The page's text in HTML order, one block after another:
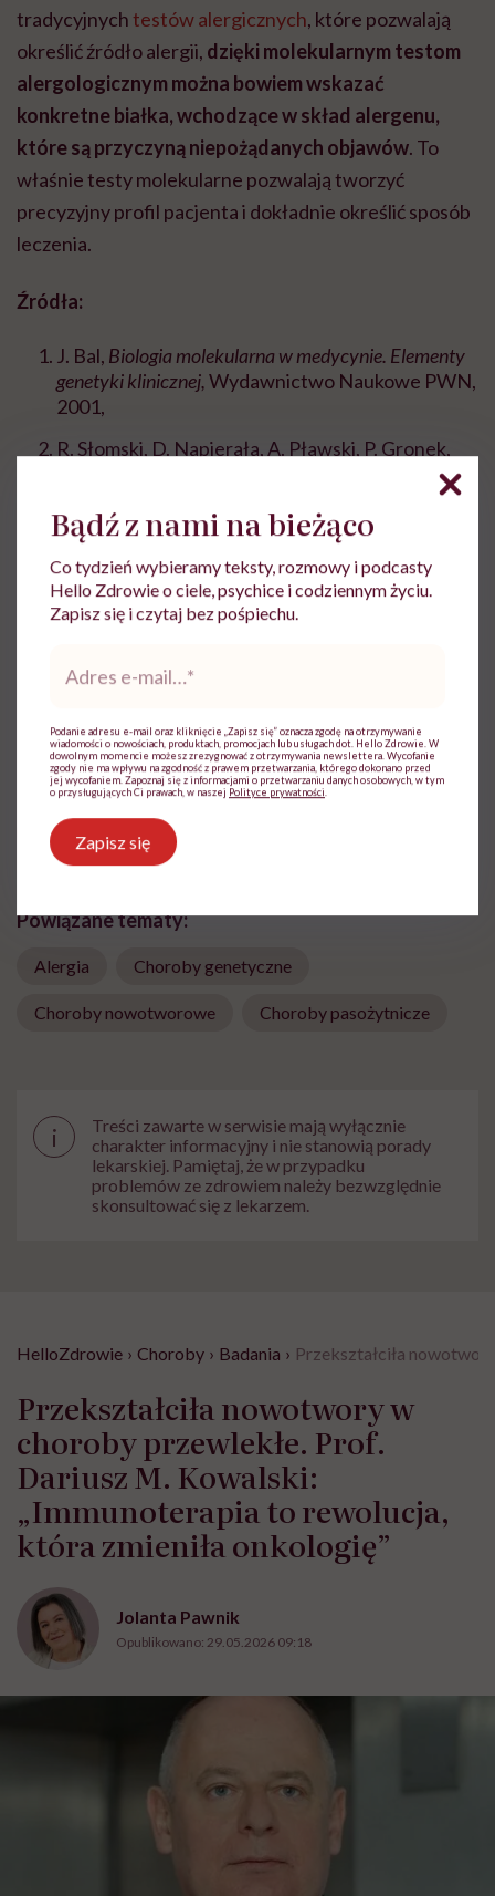
tradycyjnychtestów alergicznych, które pozwalają
określić źródło alergii, dzięki molekularnym testom
alergologicznym można bowiem wskazać
konkretne białka, wchodzące w skład alergenu,
które są przyczyną niepożądanych objawów. To
właśnie testy molekularne pozwalają tworzyć
precyzyjny profil pacjenta i dokładnie określić sposób
leczenia.
Źródła:
J. Bal, Biologia molekularna w medycynie. Elementy
genetyki klinicznej,Wydawnictwo Naukowe PWN,
2001,
R. Słomski, D. Napierała, A. Pławski, P. Gronek,
Z wykształcenia – prawniczka, z zawodu i
Zobacz profil
Udostępnij
Powiązane tematy:
Alergia Choroby genetyczne
Choroby nowotworowe Choroby pasożytnicze
i
Treści zawarte w serwisie mają wyłącznie
charakter informacyjny i nie stanowią porady
lekarskiej. Pamiętaj, że w przypadku
problemów ze zdrowiem należy bezwzględnie
skonsultować się z lekarzem.
HelloZdrowie › Choroby › Badania › Przekształciła
Przekształciła nowotwory w
choroby przewlekłe. Prof.
Dariusz M. Kowalski:
„Immunoterapia to rewolucja,
która zmieniła onkologię”
Jolanta Pawnik
Opublikowano: 29.05.2026 09:18
Bądź z nami na bieżąco
Co tydzień wybieramy teksty, rozmowy i podcasty
Hello Zdrowie o ciele, psychice i codziennym życiu.
Zapisz się i czytaj bez pośpiechu.
*
Podanie adresu e-mail oraz kliknięcie „Zapisz się” oznacza zgodę na otrzymywanie
wiadomości o nowościach, produktach, promocjach lub usługach dot. Hello Zdrowie. W
dowolnym momencie możesz zrezygnować z otrzymywania newslettera. Wycofanie
zgody nie ma wpływu na zgodność z prawem przetwarzania, którego dokonano przed
jej wycofaniem. Zapoznaj się z informacjami o przetwarzaniu danych osobowych, w tym
o przysługujących Ci prawach, w naszej Polityce prywatności
Zapisz się